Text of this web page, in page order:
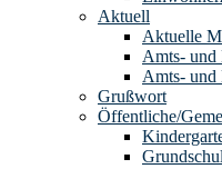
Aktuell
Aktuelle
Amts- und
Amts- und
Grußwort
Öffentliche/